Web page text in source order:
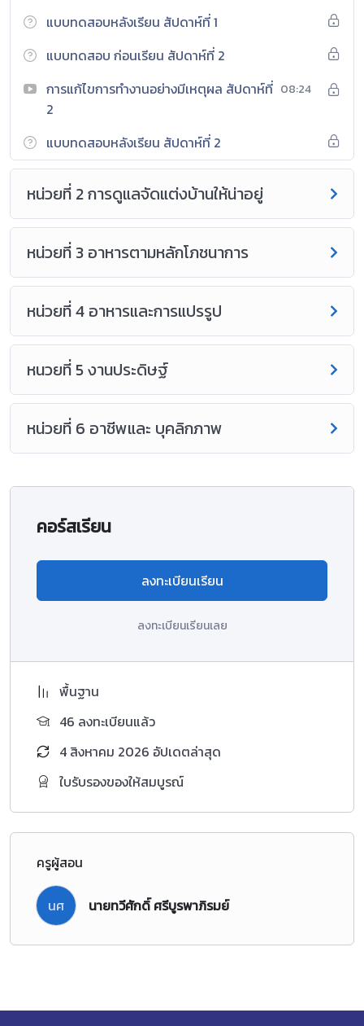
(Group Process) และการเรียนรู ้จากสถานการณ์หรือปัญหา
(Problem-based Learning) เพื่อพัฒนาทักษะในการทำงาน
ทักษะการจัดการทักษะการแก้ปัญหา ทักษะการเรียนรู้ และทักษะการ
ทำงานร่วมกันอย่างมีประสิทธิภาพ รวมถึงการนำเทคโนโลยีมาใช้ใน
การค้นคว้าและนำเสนอผลงาน เพื่อเสริมสร้างความเข้าใจและ
ประสบการณ์ตรงในการเรียนรู้ เพื่อให้
เกิดความตระหนักและเห็นคุณค่าของการทำงาน มีทักษะ
กระบวนการทำงาน ทักษะการจัดการ ทักษะกระบวนการแก้ปัญหา
ทักษะการทำงานร่วมกัน และทักษะการแสวงหาความรู้ สามารถนำ
ความรู้มาประยุกต์ใช้ในชีวิตประจำวันได้ มีความสามารถในการ
ตัดสินใจ มีคุณธรรม จริยธรรม และค่านิยมที่เหมาะสมรวมถึงมี
จิตสำนึกในการใช้พลังงาน ทรัพยากร และสิ่งแวดล้อมอย่าง
ประหยัดและคุ้มค่า
แบบทดสอบหลังเรียน สัปดาห์ที่ 1
แบบทดสอบ ก่อนเรียน สัปดาห์ที่ 2
การแก้ไขการทำงานอย่างมีเหตุผล สัปดาห์ที่
2
08:24
แบบทดสอบหลังเรียน สัปดาห์ที่ 2
หน่วยที่ 2 การดูแลจัดแต่งบ้านให้น่าอยู่
หน่วยที่ 3 อาหารตามหลักโภชนาการ
หน่วยที่ 4 อาหารและการแปรรูป
หนวยที่ 5 งานประดิษฐ์
หน่วยที่ 6 อาชีพและ บุคลิกภาพ
คอร์สเรียน
ลงทะเบียนเรียน
ลงทะเบียนเรียนเลย
พื้นฐาน
46 ลงทะเบียนแล้ว
4 สิงหาคม 2026 อัปเดตล่าสุด
ใบรับรองของให้สมบูรณ์
ครูผู้สอน
นศ นายทวีศักดิ์ ศรีบูรพาภิรมย์